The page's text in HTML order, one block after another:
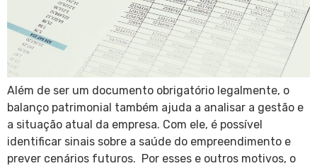
Além de ser um documento obrigatório legalmente, o
balanço patrimonial também ajuda a analisar a gestão e
a situação atual da empresa. Com ele, é possível
identificar sinais sobre a saúde do empreendimento e
prever cenários futuros. Por esses e outros motivos, o